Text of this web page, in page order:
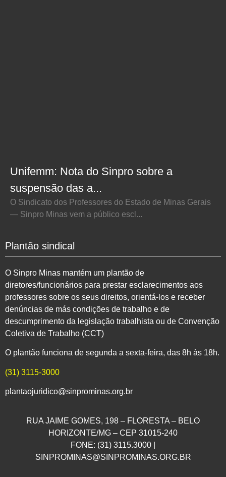
Unifemm: Nota do Sinpro sobre a
suspensão das a...
O Sindicato dos Professores do Estado de Minas Gerais
— Sinpro Minas vem a público escl...
Plantão sindical
O Sinpro Minas mantém um plantão de
diretores/funcionários para prestar esclarecimentos aos
professores sobre os seus direitos, orientá-los e receber
denúncias de más condições de trabalho e de
descumprimento da legislação trabalhista ou de Convenção
Coletiva de Trabalho (CCT)
O plantão funciona de segunda a sexta-feira, das 8h às 18h.
(31) 3115-3000
plantaojuridico@sinprominas.org.br
RUA JAIME GOMES, 198 – FLORESTA – BELO
HORIZONTE/MG – CEP 31015-240
FONE: (31) 3115.3000 |
SINPROMINAS@SINPROMINAS.ORG.BR